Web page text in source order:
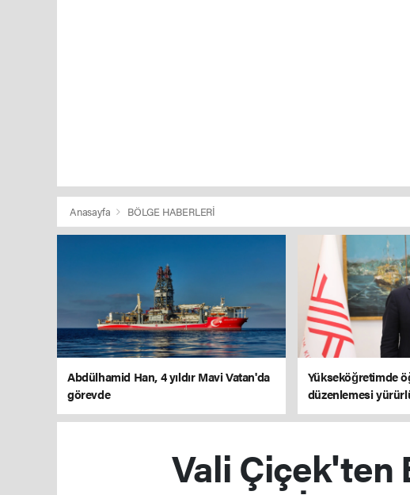
Anasayfa BÖLGE HABERLERİ
Abdülhamid Han, 4 yıldır Mavi Vatan'da
görevde
Yükseköğretimde
düzenlemesi
Vali Çiçek'ten